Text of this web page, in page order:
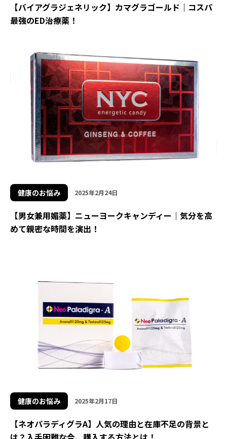
【バイアグラジェネリック】カマグラゴールド｜コスパ
最強のED治療薬！
健康のお悩み 2025年2月24日
【男女兼用媚薬】ニューヨークキャンディー｜気分を高
めて親密な時間を演出！
健康のお悩み 2025年2月17日
【ネオパラディグラA】人気の理由と在庫不足の背景と